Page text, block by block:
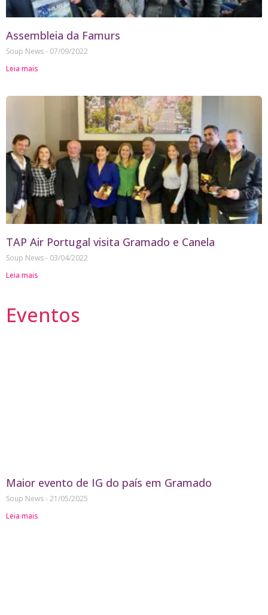
Assembleia da Famurs
Soup News
07/09/2022
Leia mais
TAP Air Portugal visita Gramado e Canela
Soup News
03/04/2022
Leia mais
Eventos
Maior evento de IG do país em Gramado
Soup News 21/05/2025
Leia mais